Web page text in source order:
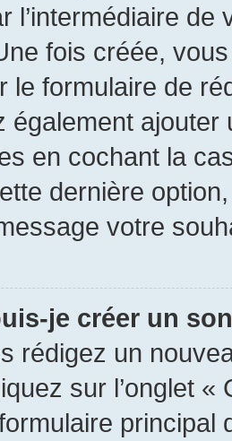
l’intermédiaire
fois créée,
le formulaire de
également
en cochant la
dernière
votre
je créer un
rédigez un
sur l’onglet
principal